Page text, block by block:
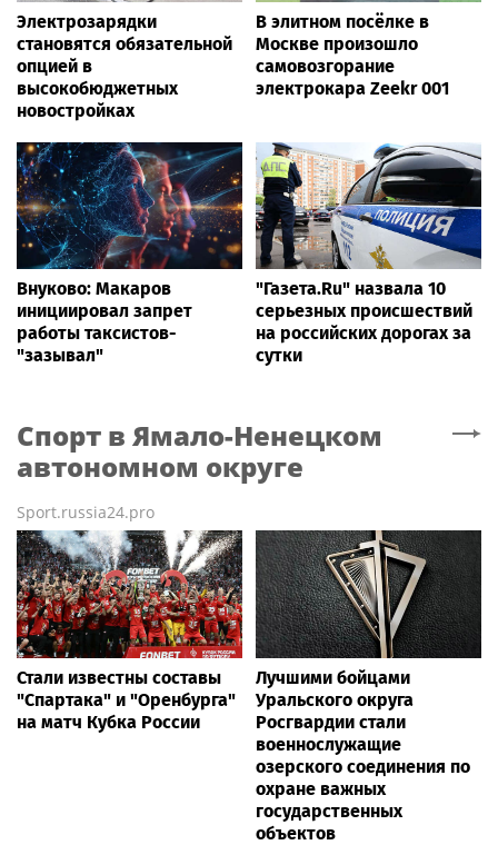
Электрозарядки
становятся обязательной
опцией в
высокобюджетных
новостройках
В элитном посёлке в
Москве произошло
самовозгорание
электрокара Zeekr 001
Внуково: Макаров
инициировал запрет
работы таксистов-
"зазывал"
"Газета.Ru" назвала 10
серьезных происшествий
на российских дорогах за
сутки
Спорт в Ямало-Ненецком
автономном округе
Sport.russia24.pro
Стали известны составы
"Спартака" и "Оренбурга"
на матч Кубка России
Лучшими бойцами
Уральского округа
Росгвардии стали
военнослужащие
озерского соединения по
охране важных
государственных
объектов